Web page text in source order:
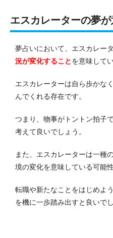
エスカレーターの夢
夢占いにおいて、エスカレー
況が変化することを意味して
エスカレーターは自ら歩かな
んでくれる存在です。
つまり、物事がトントン拍子
考えて良いでしょう。
また、エスカレーターは一種
境の変化を意味している可能
転職や新たなことをはじめよ
を機に一歩踏み出すと良いでし